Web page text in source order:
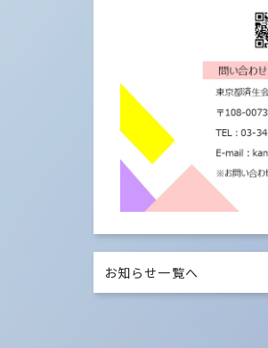
お知らせ一覧へ